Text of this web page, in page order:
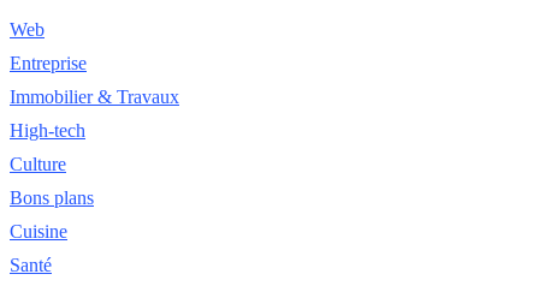
Web
Entreprise
Immobilier & Travaux
High-tech
Culture
Bons plans
Cuisine
Santé